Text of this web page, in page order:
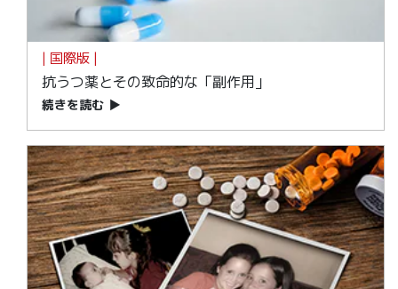
| 国際版 |
抗うつ薬とその致命的な「副作用」
続きを読む ▶